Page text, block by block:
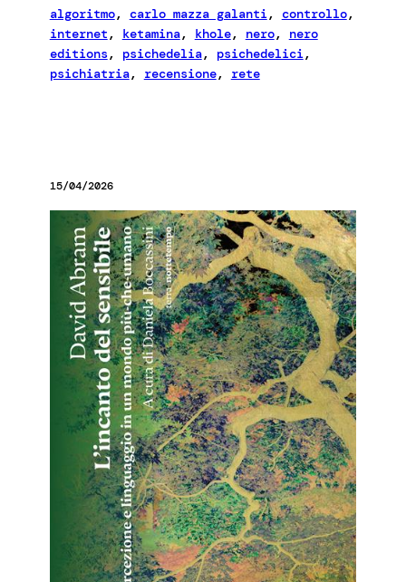
algoritmo, carlo mazza galanti, controllo
internet, ketamina, khole, nero, nero
editions, psichedelia, psichedelici
psichiatria, recensione, rete
15/04/2026